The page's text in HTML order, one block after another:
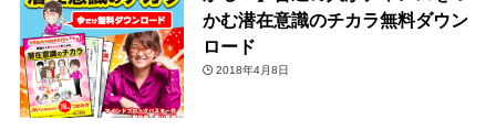
かむ潜在意識のチカラ無料ダウン
ロード
2018年4月8日